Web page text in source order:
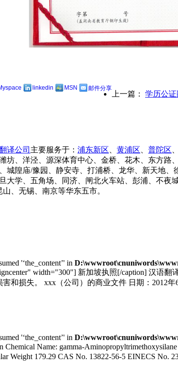
linkedin MSN 邮件分享
上一篇： 学历公证
译公司 主要服务于： 浦东新区 黄浦区 普陀区
潍坊、洋泾、源深体育中心、金桥、花木、东方
城隍庙/豫园、静安寺、打浦桥、龙华、新天地
大学、五角场、同济、闸北火车站、彭浦、不
、无锡、南京等华东五市。
'‘the_content’' in
width="300"] 新加坡执照[/caption] 汉
和损失。 xxx（公司）的商业文件 日期：2012
'‘the_content’' in
Name: gamma-
Weight 179.29 CAS No. 13822-56-5 EINECS No.